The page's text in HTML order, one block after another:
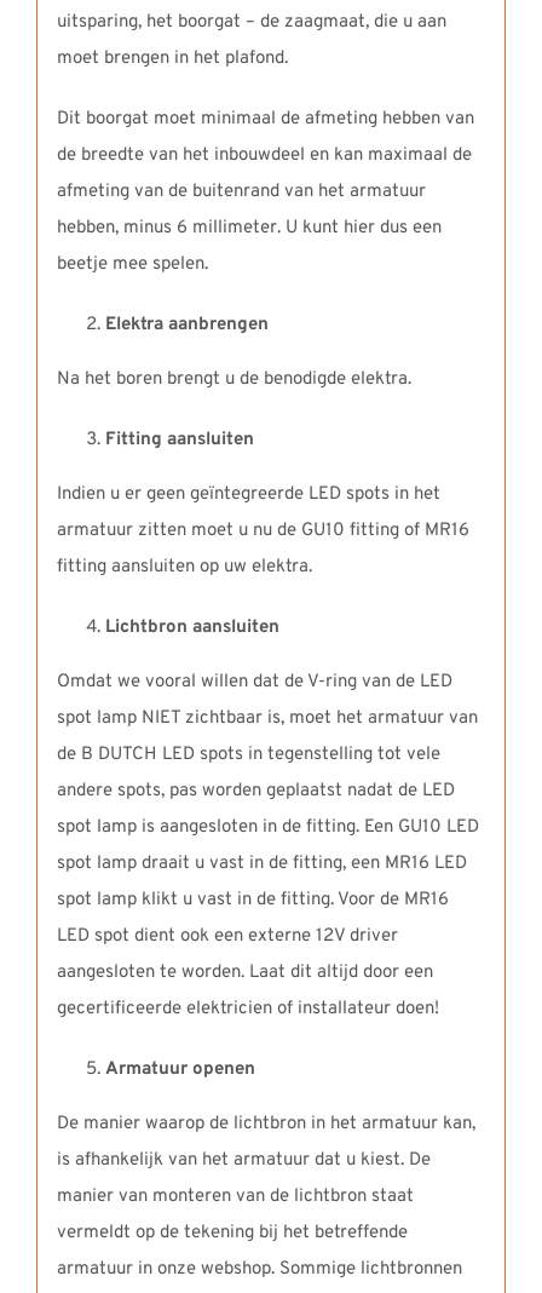
uitsparing, het boorgat – de zaagmaat, die u aan
moet brengen in het plafond.
Dit boorgat moet minimaal de afmeting hebben van
de breedte van het inbouwdeel en kan maximaal de
afmeting van de buitenrand van het armatuur
hebben, minus 6 millimeter. U kunt hier dus een
beetje mee spelen.
Elektra aanbrengen
Na het boren brengt u de benodigde elektra.
Fitting aansluiten
Indien u er geen geïntegreerde LED spots in het
armatuur zitten moet u nu de GU10 fitting of MR16
fitting aansluiten op uw elektra.
Lichtbron aansluiten
Omdat we vooral willen dat de V-ring van de LED
spot lamp NIET zichtbaar is, moet het armatuur van
de B DUTCH LED spots in tegenstelling tot vele
andere spots, pas worden geplaatst nadat de LED
spot lamp is aangesloten in de fitting. Een GU10 LED
spot lamp draait u vast in de fitting, een MR16 LED
spot lamp klikt u vast in de fitting. Voor de MR16
LED spot dient ook een externe 12V driver
aangesloten te worden. Laat dit altijd door een
gecertificeerde elektricien of installateur doen!
Armatuur openen
De manier waarop de lichtbron in het armatuur kan,
is afhankelijk van het armatuur dat u kiest. De
manier van monteren van de lichtbron staat
vermeldt op de tekening bij het betreffende
armatuur in onze webshop. Sommige lichtbronnen